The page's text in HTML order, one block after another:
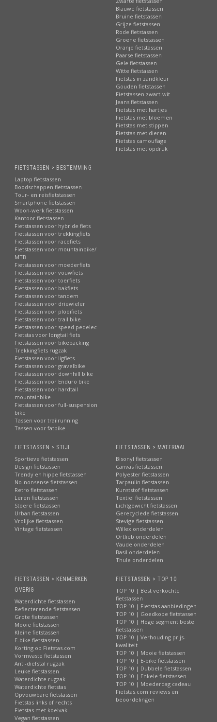
Blauwe fietstassen
Bruine fietstassen
Grijze fietstassen
Rode fietstassen
Groene fietstassen
Oranje fietstassen
Paarse fietstassen
Gele fietstassen
Witte fietstassen
Fietstas in zandkleur
Gouden fietstassen
Fietstassen zwart-wit
Jeans fietstassen
Fietstas met hartjes
Fietstas met bloemen
Fietstas met stippen
Fietstas met dieren
Fietstas camouflage
Fietstas met opdruk
FIETSTASSEN > BESTEMMING
Laptop fietstassen
Boodschappen fietstassen
Tour- en reisfietstassen
Smartphone fietstassen
Woon-werk fietstassen
Kantoor fietstassen
Fietstassen voor hybride fiets
Fietstassen voor trekkingfiets
Fietstassen voor racefiets
Fietstassen voor mountainbike/
MTB
Fietstassen voor moederfiets
Fietstassen voor vouwfiets
Fietstassen voor toerfiets
Fietstassen voor bakfiets
Fietstassen voor tandem
Fietstassen voor driewieler
Fietstassen voor plooifiets
Fietstassen voor trail bike
Fietstassen voor speed pedelec
Fietstas voor longtail fiets
Fietstassen voor bikepacking
Trekkingfiets rugzak
Fietstassen voor ligfiets
Fietstassen voor gravelbike
Fietstassen voor downhill bike
Fietstassen voor Enduro bike
Fietstassen voor hardtail
mountainbike
Fietstassen voor full-suspension
bike
Tassen voor trailrunning
Tassen voor fatbike
FIETSTASSEN > STIJL
Sportieve fietstassen
Design fietstassen
Trendy en hippe fietstassen
No-nonsense fietstassen
Retro fietstassen
Leren fietstassen
Stoere fietstassen
Urban fietstassen
Vrolijke fietstassen
Vintage fietstassen
FIETSTASSEN > MATERIAAL
Bisonyl fietstassen
Canvas fietstassen
Polyester fietstassen
Tarpaulin fietstassen
Kunststof fietstassen
Textiel fietstassen
Lichtgewicht fietstassen
Gerecyclede fietstassen
Stevige fietstassen
Willex onderdelen
Ortlieb onderdelen
Vaude onderdelen
Basil onderdelen
Thule onderdelen
FIETSTASSEN > KENMERKEN
OVERIG
Waterdichte fietstassen
Reflecterende fietstassen
Grote fietstassen
Mooie fietstassen
Kleine fietstassen
E-bike fietstassen
Korting op Fietstas.com
Vormvaste fietstassen
Anti-diefstal rugzak
Leuke fietstassen
Waterdichte rugzak
Waterdichte fietstas
Opvouwbare fietstassen
Fietstas links of rechts
Fietstas met koelvak
Vegan fietstassen
FIETSTASSEN > TOP 10
TOP 10 | Best verkochte
fietstassen
TOP 10 | Fietstas aanbiedingen
TOP 10 | Goedkope fietstassen
TOP 10 | Hoge segment beste
fietstassen
TOP 10 | Verhouding prijs-
kwaliteit
TOP 10 | Mooie fietstassen
TOP 10 | E-bike fietstassen
TOP 10 | Dubbele fietstassen
TOP 10 | Enkele fietstassen
TOP 10 | Moederdag cadeau
Fietstas.com reviews en
beoordelingen